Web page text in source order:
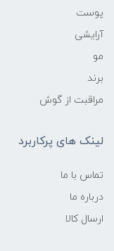
پوست
آرایشی
مو
برند
مراقبت از گوش
لینک های پرکاربرد
تماس با ما
درباره ما
ارسال کالا